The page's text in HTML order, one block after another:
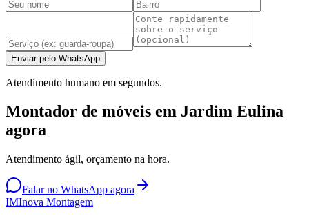
Enviar pelo WhatsApp
Atendimento humano em segundos.
Montador de móveis em Jardim Eulina
agora
Atendimento ágil, orçamento na hora.
Falar no WhatsApp agora
IMInova Montagem